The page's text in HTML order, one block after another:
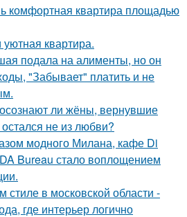
комфортная квартира площадью
квартира.
подала на алименты, но он
"Забывает" платить и не
ли жёны, вернувшие
не из любви?
модного Милана, кафе Di
Bureau стало воплощением
стиле в московской области -
где интерьер логично